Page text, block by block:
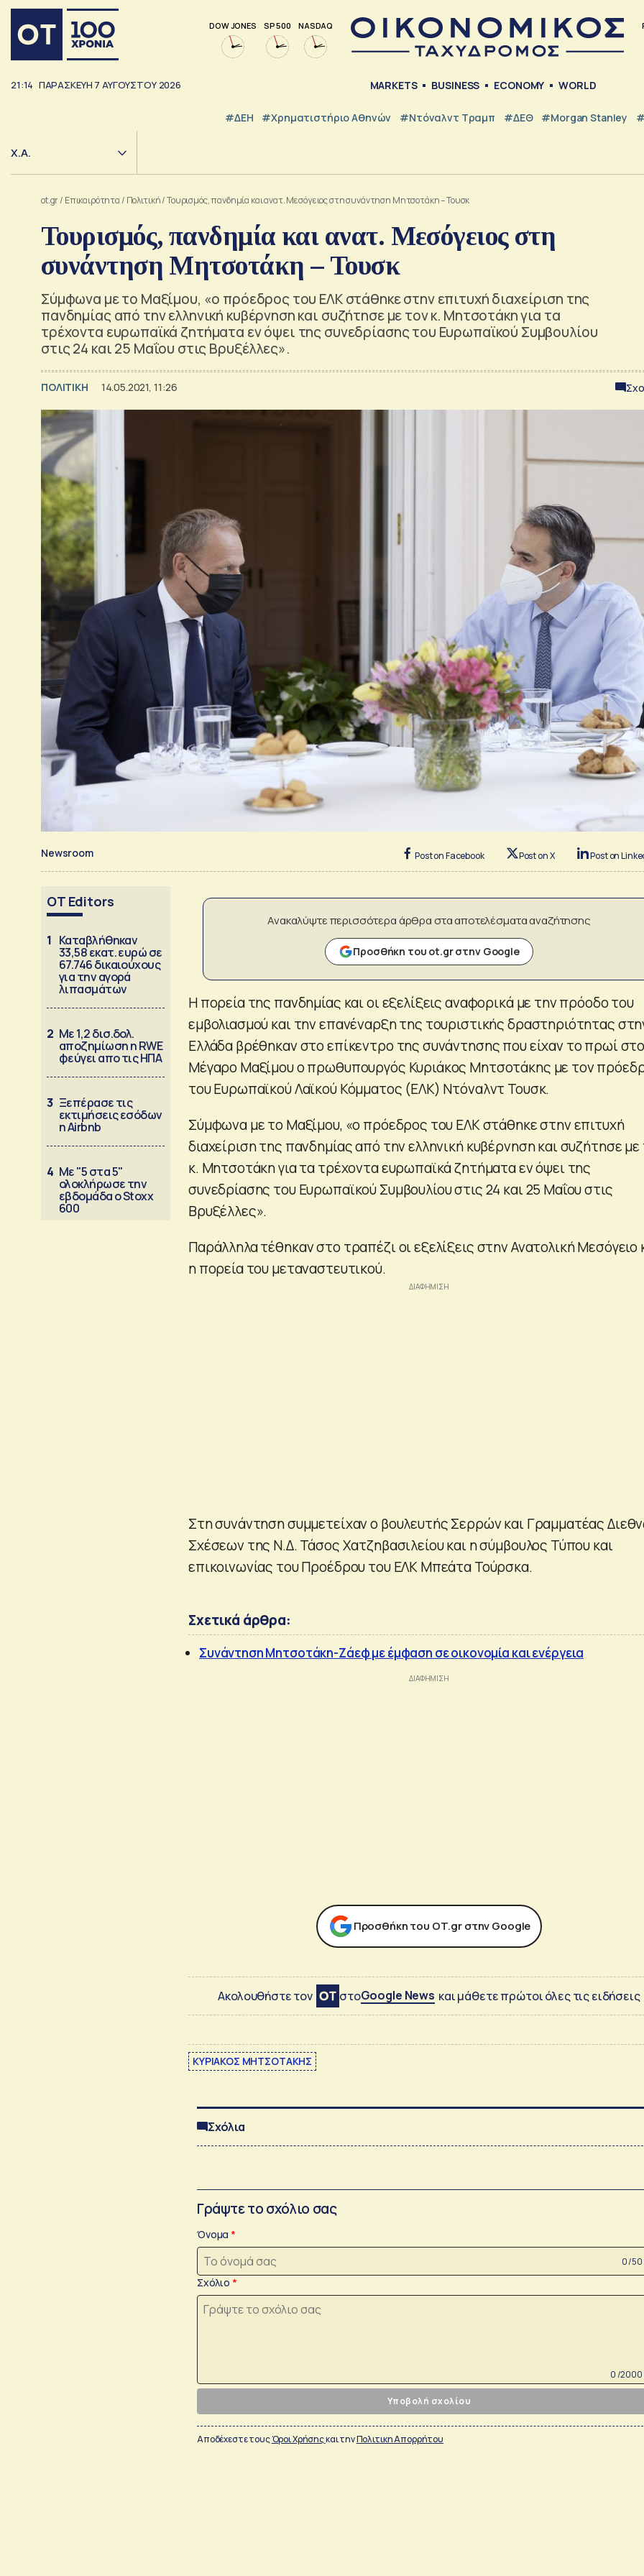
DOW JONES SP 500 NASDAQ
21:14 ΠΑΡΑΣΚΕΥΉ 7 ΑΥΓΟΎΣΤΟΥ 2026 MARKETS BUSINESS ECONOMY WORLD
#ΔΕΗ #Χρηματιστήριο Αθηνών #Ντόναλντ Τραμπ #ΔΕΘ #Morgan Stanley
Χ.Α.
ot.gr/ Επικαιρότητα / Πολιτική/Τουρισμός, πανδημία και ανατ. Μεσόγειος στη συνάντηση Μητσοτάκη – Τουσκ
Τουρισμός, πανδημία και ανατ. Μεσόγειος στη
συνάντηση Μητσοτάκη – Τουσκ
Σύμφωνα με το Μαξίμου, «ο πρόεδρος του ΕΛΚ στάθηκε στην επιτυχή διαχείριση της
πανδημίας από την ελληνική κυβέρνηση και συζήτησε με τον κ. Μητσοτάκη για τα
τρέχοντα ευρωπαϊκά ζητήματα εν όψει της συνεδρίασης του Ευρωπαϊκού Συμβουλίου
στις 24 και 25 Μαΐου στις Βρυξέλλες».
ΠΟΛΙΤΙΚΗ 14.05.2021, 11:26
Newsroom Post on Facebook Post on X Post on
OT Editors
1 Καταβλήθηκαν
33,58 εκατ. ευρώ σε
67.746 δικαιούχους
για την αγορά
λιπασμάτων
2 Με 1,2 δισ.δολ.
αποζημίωση η RWE
φεύγει απο τις ΗΠΑ
3 Ξεπέρασε τις
εκτιμήσεις εσόδων
η Airbnb
4 Με "5 στα 5"
ολοκλήρωσε την
εβδομάδα ο Stoxx
600
Ανακαλύψτε περισσότερα άρθρα στα αποτελέσματα αναζήτησης
Προσθήκη του ot.gr στην Google
Η πορεία της πανδημίας και οι εξελίξεις αναφορικά με την πρόοδο του
εμβολιασμού και την επανέναρξη της τουριστικής δραστηριότητας
Ελλάδα βρέθηκαν στο επίκεντρο της συνάντησης που είχαν το πρωί
Μέγαρο Μαξίμου ο πρωθυπουργός Κυριάκος Μητσοτάκης με τον
του Ευρωπαϊκού Λαϊκού Κόμματος (ΕΛΚ) Ντόναλντ Τουσκ.
Σύμφωνα με το Μαξίμου, «ο πρόεδρος του ΕΛΚ στάθηκε στην επιτυχή
διαχείριση της πανδημίας από την ελληνική κυβέρνηση και συζήτησε με
κ. Μητσοτάκη για τα τρέχοντα ευρωπαϊκά ζητήματα εν όψει της
συνεδρίασης του Ευρωπαϊκού Συμβουλίου στις 24 και 25 Μαΐου στις
Βρυξέλλες».
Παράλληλα τέθηκαν στο τραπέζι οι εξελίξεις στην Ανατολική Μεσόγειο
η πορεία του μεταναστευτικού.
Στη συνάντηση συμμετείχαν ο βουλευτής Σερρών και Γραμματέας
Σχέσεων της Ν.Δ. Τάσος Χατζηβασιλείου και η σύμβουλος Τύπου και
επικοινωνίας του Προέδρου του ΕΛΚ Μπεάτα Τούρσκα.
Σχετικά άρθρα:
Συνάντηση Μητσοτάκη-Ζάεφ με έμφαση σε οικονομία και ενέργεια
Προσθήκη του ΟΤ.gr στην Google
Ακολουθήστε τον στοGoogle News και μάθετε πρώτοι όλες τις ειδήσεις
ΚΥΡΙΑΚΟΣ ΜΗΤΣΟΤΑΚΗΣ
Σχόλια
Γράψτε το σχόλιο σας
Όνομα
0 /50
Σχόλιο
0 /2000
Υποβολή σχολίου
Αποδέχεστε τουςΌροι Χρήσηςκαι τηνΠολιτικη Απορρήτου